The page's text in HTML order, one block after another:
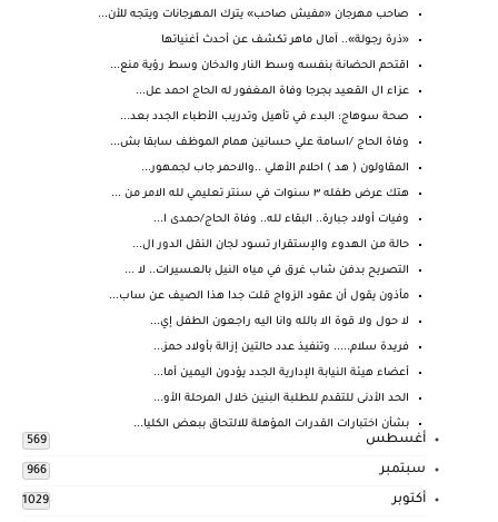
صاحب مهرجان «مفيش صاحب» يترك المهرجانات ويتجه للأن...
«ذرة رجولة».. آمال ماهر تكشف عن أحدث أغنياتها
اقتحم الحضانة بنفسه وسط النار والدخان وسط رؤية منع...
عزاء ال القعيد بجرجا وفاة المغفور له الحاج احمد عل...
صحة سوهاج: البدء في تأهيل وتدريب الأطباء الجدد بعد...
وفاة الحاج /اسامة علي حسانين همام الموظف سابقا بش...
المقاولون ( هد ) احلام الأهلي ..والاحمر جاب لجمهور...
هتك عرض طفله ٣ سنوات في سنتر تعليمي لله الامر من ...
وفيات أولاد جبارة.. البقاء لله.. وفاة الحاج/حمدى ا...
حالة من الهدوء والإستقرار تسود لجان النقل الدور ال...
التصريح بدفن شاب غرق في مياه النيل بالعسيرات.. لا ...
مأذون يقول أن عقود الزواج قلت جدا هذا الصيف عن ساب...
لا حول ولا قوة الا بالله وانا اليه راجعون الطفل إي...
فريدة سلام..... وتنفيذ عدد حالتين إزالة بأولاد حمز...
أعضاء هيئة النيابة الإدارية الجدد يؤدون اليمين أما...
الحد الأدنى للتقدم للطلبة البنين خلال المرحلة الأو...
بشأن اختبارات القدرات المؤهلة للالتحاق ببعض الكليا...
أغسطس 569
سبتمبر 966
أكتوبر 1029